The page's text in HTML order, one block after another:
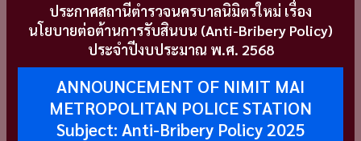
ประกาศสถานีตำรวจนครบาลนิมิตรใหม่ เรื่อง
นโยบายต่อต้านการรับสินบน (Anti-Bribery Policy)
ประจำปีงบประมาณ พ.ศ. 2568
ANNOUNCEMENT OF NIMIT MAI
METROPOLITAN POLICE STATION
Subject: Anti-Bribery Policy 2025